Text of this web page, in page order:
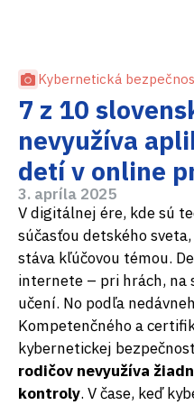
Kybernetická
7 z 10
nevyužíva
detí v online
3. apríla 2025
V digitálnej ére, kde sú
súčasťou detského sveta,
stáva kľúčovou témou.
internete – pri hrách, na
učení. No podľa
Kompetenčného a
kybernetickej
rodičov nevyužíva
kontroly. V čase, keď